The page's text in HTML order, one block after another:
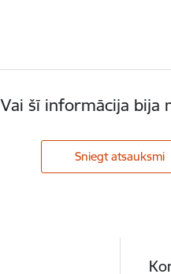
Vai šī informācija bija
Sniegt atsauksmi